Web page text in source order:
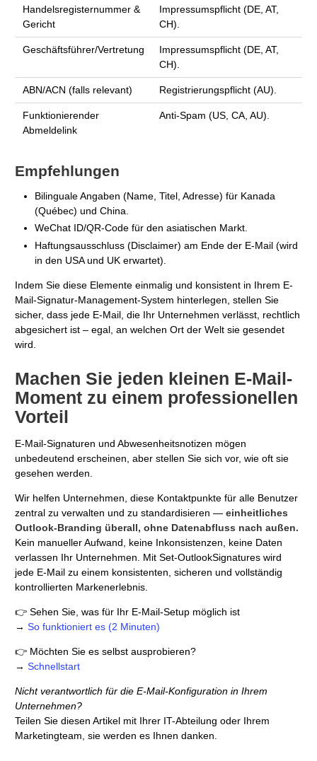
Handelsregisternummer &
Gericht
Impressumspflicht (DE, AT,
CH).
Geschäftsführer/Vertretung
Impressumspflicht (DE, AT,
CH).
ABN/ACN (falls relevant) Registrierungspflicht (AU).
Funktionierender
Abmeldelink
Anti-Spam (US, CA, AU).
Empfehlungen
Bilinguale Angaben (Name, Titel, Adresse) für Kanada
(Québec) und China.
WeChat ID/QR-Code für den asiatischen Markt.
Haftungsausschluss (Disclaimer) am Ende der E-Mail (wird
in den USA und UK erwartet).
Indem Sie diese Elemente einmalig und konsistent in Ihrem E-
Mail-Signatur-Management-System hinterlegen, stellen Sie
sicher, dass jede E-Mail, die Ihr Unternehmen verlässt, rechtlich
abgesichert ist – egal, an welchen Ort der Welt sie gesendet
wird.
Machen Sie jeden kleinen E-Mail-
Moment zu einem professionellen
Vorteil
E-Mail-Signaturen und Abwesenheitsnotizen mögen
unbedeutend erscheinen, aber stellen Sie sich vor, wie oft sie
gesehen werden.
Wir helfen Unternehmen, diese Kontaktpunkte für alle Benutzer
zentral zu verwalten und zu standardisieren — einheitliches
Outlook-Branding überall, ohne Datenabfluss nach außen.
Kein manueller Aufwand, keine Inkonsistenzen, keine Daten
verlassen Ihr Unternehmen. Mit Set-OutlookSignatures wird
jede E-Mail zu einem konsistenten, sicheren und vollständig
kontrollierten Markenerlebnis.
👉 Sehen Sie, was für Ihr E-Mail-Setup möglich ist
→ So funktioniert es (2 Minuten)
👉 Möchten Sie es selbst ausprobieren?
→ Schnellstart
Nicht verantwortlich für die E-Mail-Konfiguration in Ihrem
Unternehmen?
Teilen Sie diesen Artikel mit Ihrer IT-Abteilung oder Ihrem
Marketingteam, sie werden es Ihnen danken.